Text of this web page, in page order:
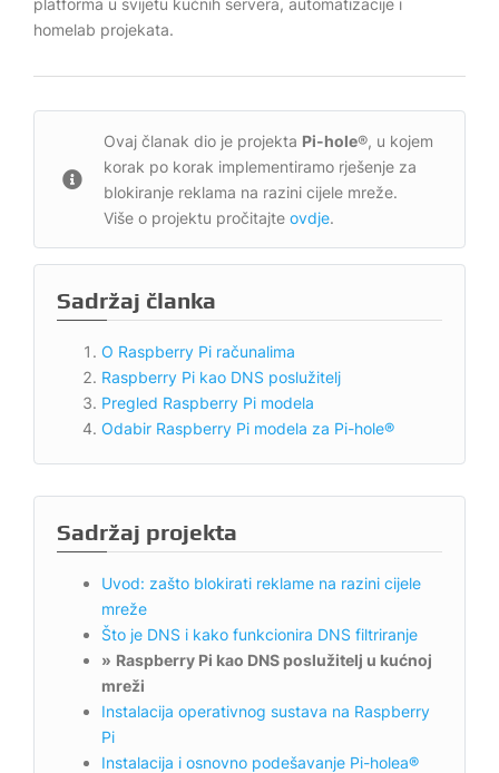
platforma u svijetu kućnih servera, automatizacije i
homelab projekata.
Ovaj članak dio je projekta Pi-hole®, u kojem
korak po korak implementiramo rješenje za
blokiranje reklama na razini cijele mreže.
Više o projektu pročitajte ovdje.
Sadržaj članka
O Raspberry Pi računalima
Raspberry Pi kao DNS poslužitelj
Pregled Raspberry Pi modela
Odabir Raspberry Pi modela za Pi-hole®
Sadržaj projekta
Uvod: zašto blokirati reklame na razini cijele
mreže
Što je DNS i kako funkcionira DNS filtriranje
» Raspberry Pi kao DNS poslužitelj u kućnoj
mreži
Instalacija operativnog sustava na Raspberry
Pi
Instalacija i osnovno podešavanje Pi-holea®